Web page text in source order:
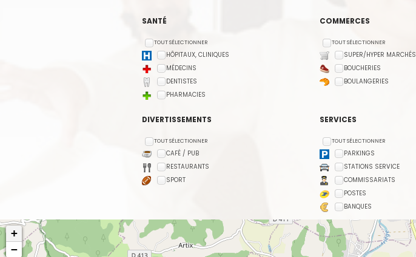
SANTÉ
TOUT SÉLECTIONNER
HÔPITAUX, CLINIQUES
MÉDECINS
DENTISTES
PHARMACIES
COMMERCES
TOUT SÉLECTIONNER
SUPER/HYPER MARCHÉS
BOUCHERIES
BOULANGERIES
DIVERTISSEMENTS
TOUT SÉLECTIONNER
CAFÉ / PUB
RESTAURANTS
SPORT
SERVICES
TOUT SÉLECTIONNER
PARKINGS
STATIONS SERVICE
COMMISSARIATS
POSTES
BANQUES
+
−